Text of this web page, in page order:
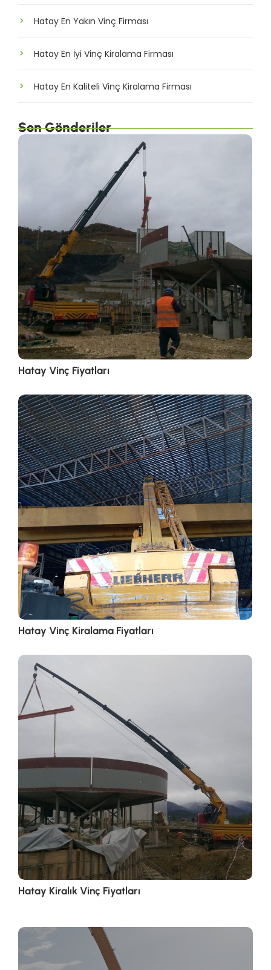
Hatay En Yakın Vinç Firması
Hatay En İyi Vinç Kiralama Firması
Hatay En Kaliteli Vinç Kiralama Firması
Son Gönderiler
Hatay Vinç Fiyatları
Hatay Vinç Kiralama Fiyatları
Hatay Kiralık Vinç Fiyatları